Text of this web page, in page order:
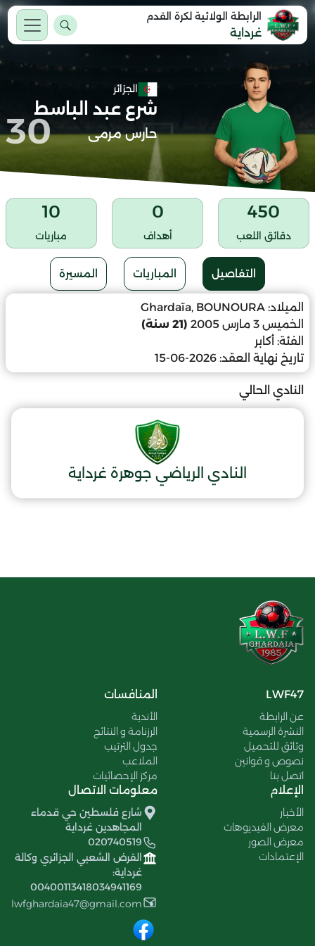
الرابطة الولائية لكرة القدم
غرداية
الجزائر
شرع عبد الباسط
حارس مرمى 30
450
دقائق اللعب
0
أهداف
10
مباريات
التفاصيل المباريات المسيرة
الميلاد: Ghardaïa, BOUNOURA
الخميس 3 مارس 2005
(21 سنة)
الفئة: أكابر
تاريخ نهاية العقد: 2026-06-15
النادي الحالي
النادي الرياضي جوهرة غرداية
LWF47
عن الرابطة
النشرة الرسمية
وثائق للتحميل
نصوص و قوانين
اتصل بنا
المنافسات
الأندية
الرزنامة و النتائج
جدول الترتيب
الملاعب
مركز الإحصائيات
الإعلام
الأخبار
معرض الفيديوهات
معرض الصور
الإعتمادات
معلومات الاتصال
شارع فلسطين حي قدماء
المجاهدين غرداية
020740519
القرض الشعبي الجزائري وكالة
غرداية:
00400113418034941169
lwfghardaia47@gmail.com